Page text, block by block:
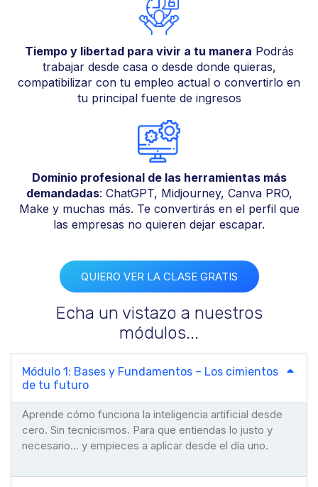
Tiempo y libertad para vivir a tu manera Podrás
trabajar desde casa o desde donde quieras,
compatibilizar con tu empleo actual o convertirlo en
tu principal fuente de ingresos
Dominio profesional de las herramientas más
demandadas: ChatGPT, Midjourney, Canva PRO,
Make y muchas más. Te convertirás en el perfil que
las empresas no quieren dejar escapar.
QUIERO VER LA CLASE GRATIS
Echa un vistazo a nuestros
módulos...
Módulo 1: Bases y Fundamentos – Los cimientos
de tu futuro
Aprende cómo funciona la inteligencia artificial desde
cero. Sin tecnicismos. Para que entiendas lo justo y
necesario... y empieces a aplicar desde el día uno.